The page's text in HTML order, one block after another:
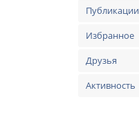
Публикации
Избранное
Друзья
Активность